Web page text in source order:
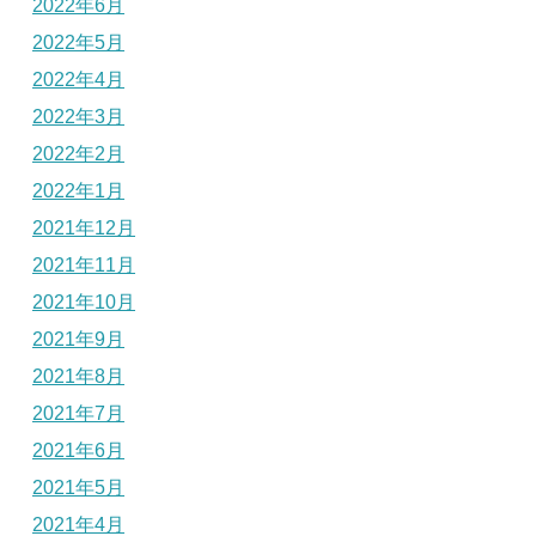
2022年6月
2022年5月
2022年4月
2022年3月
2022年2月
2022年1月
2021年12月
2021年11月
2021年10月
2021年9月
2021年8月
2021年7月
2021年6月
2021年5月
2021年4月